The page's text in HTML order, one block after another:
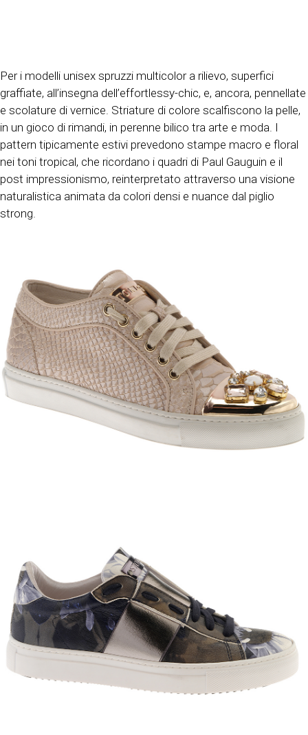
Per i modelli unisex spruzzi multicolor a rilievo, superfici
graffiate, all’insegna dell’effortlessy-chic, e, ancora, pennellate
e scolature di vernice. Striature di colore scalfiscono la pelle,
in un gioco di rimandi, in perenne bilico tra arte e moda. I
pattern tipicamente estivi prevedono stampe macro e floral
nei toni tropical, che ricordano i quadri di Paul Gauguin e il
post impressionismo, reinterpretato attraverso una visione
naturalistica animata da colori densi e nuance dal piglio
strong.